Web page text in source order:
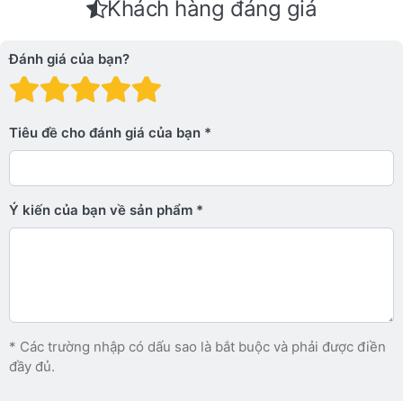
Khách hàng đáng giá
Đánh giá của bạn?
Đánh giá: 4 trên 5
Đánh giá: 3 trên 5 sao.
Đánh giá: 2 trên 5 sao.
Đánh giá: 1 trên 5 sao. Xấu
Tiêu đề cho đánh giá của bạn
Ý kiến ​​của bạn về sản phẩm
* Các trường nhập có dấu sao là bắt buộc và phải được điền
đầy đủ.